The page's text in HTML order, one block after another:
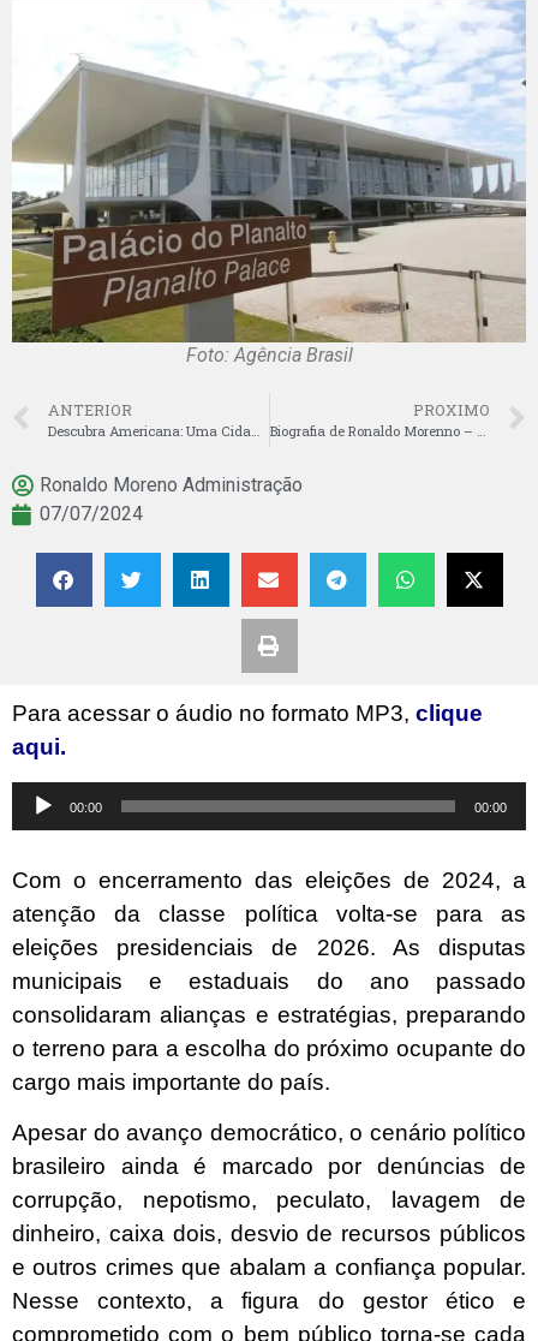
Foto: Agência Brasil
ANTERIOR
Descubra Americana: Uma Cidade de Encantos e Oportunidades
PROXIMO
Biografia de Ronaldo Morenno – Compromisso com a Palavra!
Ronaldo Moreno Administração
07/07/2024
Para acessar o áudio no formato MP3, clique
aqui.
Tocador
00:00 00:00
Com o encerramento das eleições de 2024, a
atenção da classe política volta-se para as
eleições presidenciais de 2026. As disputas
municipais e estaduais do ano passado
consolidaram alianças e estratégias, preparando
o terreno para a escolha do próximo ocupante do
cargo mais importante do país.
Apesar do avanço democrático, o cenário político
brasileiro ainda é marcado por denúncias de
corrupção, nepotismo, peculato, lavagem de
dinheiro, caixa dois, desvio de recursos públicos
e outros crimes que abalam a confiança popular.
Nesse contexto, a figura do gestor ético e
comprometido com o bem público torna-se cada